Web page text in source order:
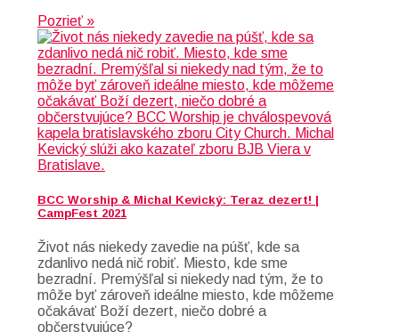
Pozrieť »
BCC Worship & Michal Kevický: Teraz dezert! |
CampFest 2021
Život nás niekedy zavedie na púšť, kde sa
zdanlivo nedá nič robiť. Miesto, kde sme
bezradní. Premýšľal si niekedy nad tým, že to
môže byť zároveň ideálne miesto, kde môžeme
očakávať Boží dezert, niečo dobré a
občerstvujúce?